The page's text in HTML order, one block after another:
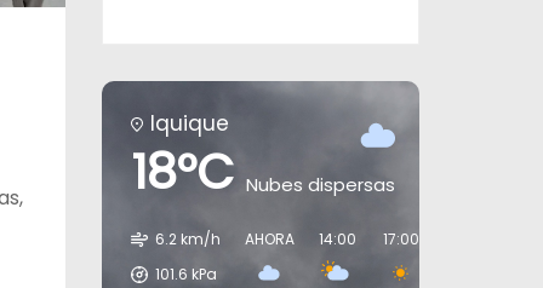
Iquique
18°C Nubes dispersas
6.2 km/h
101.6 kPa
AHORA 14:00 17:00